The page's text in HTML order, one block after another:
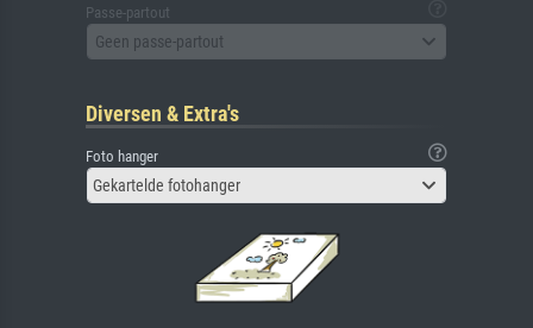
Passe-partout
Geen passe-partout
Diversen & Extra's
Foto hanger
Gekartelde fotohanger